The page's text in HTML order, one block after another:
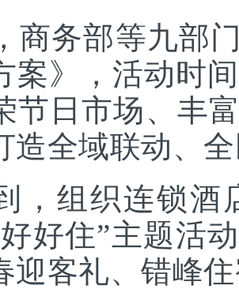
商务部等九部
案》，活动时
节日市场、丰
造全域联动、
，组织连锁酒
好住”主题活
迎客礼、错峰